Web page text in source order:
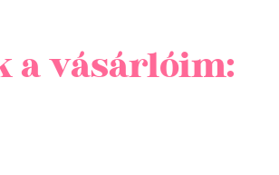
a vásárlóim: